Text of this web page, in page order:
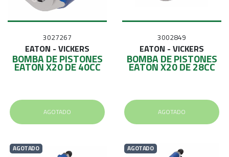
3027267
EATON - VICKERS
BOMBA DE PISTONES
EATON X20 DE 40CC
AGOTADO
3002849
EATON - VICKERS
BOMBA DE PISTONES
EATON X20 DE 28CC
AGOTADO
AGOTADO AGOTADO